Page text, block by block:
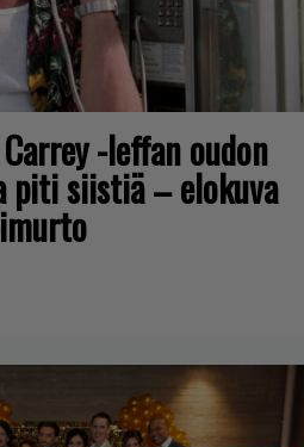
-leffan oudon
piti siistiä – elokuva